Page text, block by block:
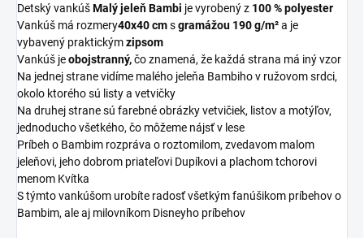
Detský vankúšMalý jeleň Bambi je vyrobený z 100 % polyester
Vankúš má rozmery40x40 cmsgramážou 190 g/m²a je
vybavený praktickýmzipsom
Vankúš jeobojstranný,čo znamená, že každá strana má iný vzor
Na jednej strane vidíme malého jeleňa Bambiho v ružovom srdci,
okolo ktorého sú listy a vetvičky
Na druhej strane sú farebné obrázky vetvičiek, listov a motýľov,
jednoducho všetkého, čo môžeme nájsť v lese
Príbeh o Bambim rozpráva o roztomilom, zvedavom malom
jeleňovi, jeho dobrom priateľovi Dupíkovi a plachom tchorovi
menom Kvítka
S týmto vankúšom urobíte radosť všetkým fanúšikom príbehov o
Bambim, ale aj milovníkom Disneyho príbehov